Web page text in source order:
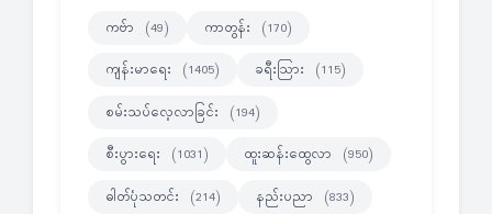
ကဗ်ာ (49) ကာတွန်း (170)
ကျန်းမာရေး (1405) ခရီးသြား (115)
စမ်းသပ်လေ့လာခြင်း (194)
စီးပွားရေး (1031) ထူးဆန်းထွေလာ (950)
ဓါတ်ပုံသတင်း (214) နည်းပညာ (833)